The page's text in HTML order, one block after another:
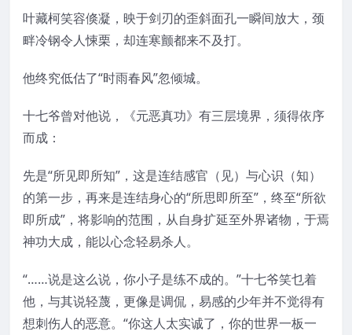
叶藏柯笑容倏凝，映于剑刃的歪斜面孔一瞬间放大，颈
畔冷钢令人悚栗，却连寒颤都来不及打。
他终究低估了“时雨春风”忽倾城。
十七爷曾对他说，《元恶真功》有三层境界，须得依序
而成：
先是“所见即所知”，这是连结感官（见）与心识（知）
的第一步，再来是连结身心的“所思即所至”，终至“所欲
即所成”，将影响的范围，从自身扩延至外界诸物，于焉
神功大成，能以心念轻易杀人。
“……说是这么说，你小子是练不成的。”十七爷笑乜着
他，与其说轻蔑，更像是调侃，易感的少年并不觉得有
想刺伤人的恶意。“你这人太实诚了，你的世界一板一